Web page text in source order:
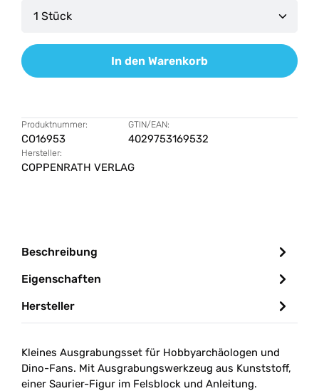
Produkt Anzahl: Gib den gewünschten Wert
In den Warenkorb
Produktnummer:
CO16953
GTIN/EAN:
4029753169532
Hersteller:
COPPENRATH VERLAG
Beschreibung
Eigenschaften
Hersteller
Kleines Ausgrabungsset für Hobbyarchäologen und
Dino-Fans. Mit Ausgrabungswerkzeug aus Kunststoff,
einer Saurier-Figur im Felsblock und Anleitung.